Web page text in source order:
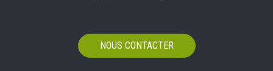
NOUS CONTACTER